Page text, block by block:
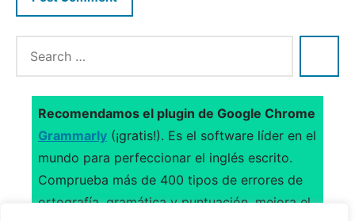
Recomendamos el plugin de Google Chrome
Grammarly (¡gratis!). Es el software líder en el
mundo para perfeccionar el inglés escrito.
Comprueba más de 400 tipos de errores de
ortografía, gramática y puntuación, mejora el